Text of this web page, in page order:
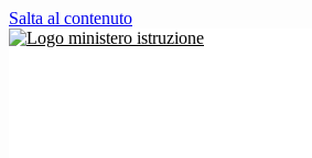
Salta al contenuto